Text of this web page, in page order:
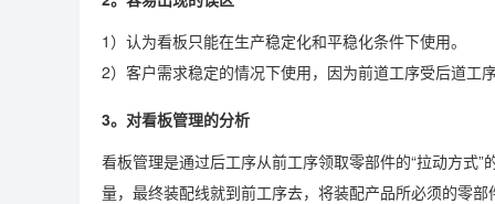
1）认为看板只能在生产稳定化和平稳化条件下使用。
2）客户需求稳定的情况下使用，因为前道工序受后道工
3。对看板管理的分析
看板管理是通过后工序从前工序领取零部件的“拉动方式
量，最终装配线就到前工序去，将装配产品所必须的零